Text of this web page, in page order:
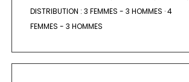
DISTRIBUTION : 3 FEMMES - 3 HOMMES ·4
FEMMES - 3 HOMMES